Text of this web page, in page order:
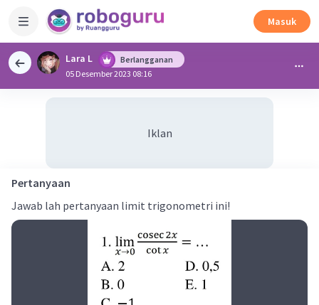
Masuk
Lara L
Berlangganan
05 Desember 2023 08:16
Iklan
Pertanyaan
Jawab lah pertanyaan limit trigonometri ini!